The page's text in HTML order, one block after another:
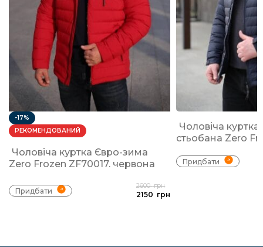
-17%
РЕКОМЕНДОВАНИЙ
Чоловіча куртка Євро-зима
Zero Frozen ZF70017. червона
Придбати
2600грн
2150 грн
Чоловіча
стьобана Zero
Придбати